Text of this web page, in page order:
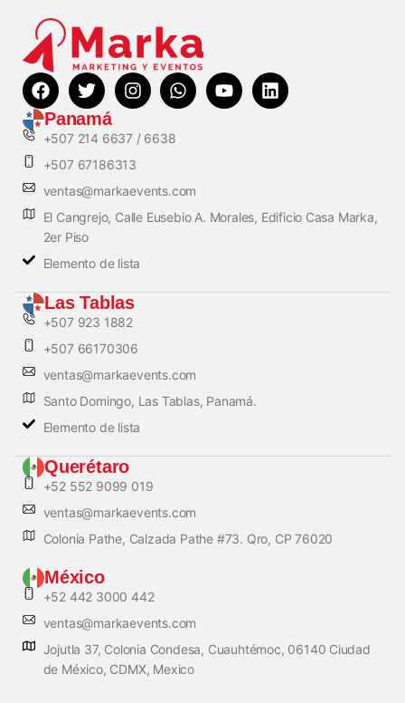
Panamá
+507 214 6637 / 6638
+507 67186313
ventas@markaevents.com
El Cangrejo, Calle Eusebio A. Morales, Edificio Casa Marka,
2er Piso
Elemento de lista
Las Tablas
+507 923 1882
+507 66170306
ventas@markaevents.com
Santo Domingo, Las Tablas, Panamá.
Elemento de lista
Querétaro
+52 552 9099 019
ventas@markaevents.com
Colonia Pathe, Calzada Pathe #73. Qro, CP 76020
México
+52 442 3000 442
ventas@markaevents.com
Jojutla 37, Colonia Condesa, Cuauhtémoc, 06140 Ciudad
de México, CDMX, Mexico